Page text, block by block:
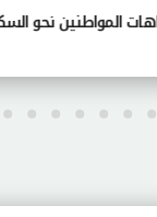
المواطنين نحو